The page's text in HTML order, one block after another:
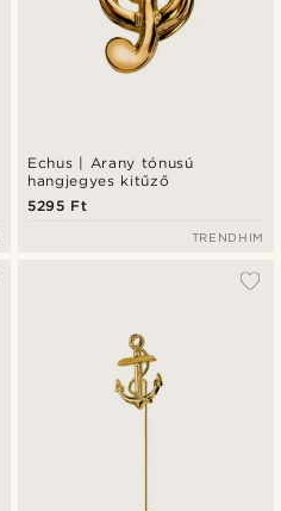
Echus | Arany tónusú
hangjegyes kitűző
5295 Ft
TRENDHIM